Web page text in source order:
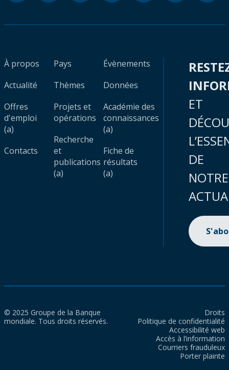
À propos
Actualité
Offres
d'emploi
(a)
Contacts
Pays
Thèmes
Projets et
opérations
Recherche
et
publications
(a)
Évènements
Données
Académie des
connaissances
(a)
Fiche de
résultats
(a)
ET
DE
NOTRE
© 2025 Groupe de la Banque
mondiale. Tous droits réservés.
Droits
Politique de confidentialité
Accessibilité web
Accès à l’information
Courriers frauduleux
Porter plainte